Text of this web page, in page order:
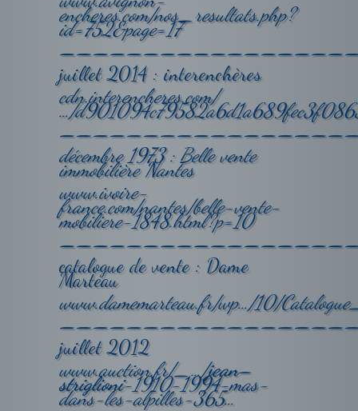
encheres.com/nos_resultats.php?
id=752&page=17
juillet 2014 : interenchères
cdn.interencheres.com/
…/
décembre 1973 : Belle vente
immobilière Nantes
www.ivoire-
france.com/nantes/belle-vente-
mobiliere-1848.html?p=10
catalogue de vente : Dame
Marteau
www.damemarteau.fr/wp…/10/
juillet 2012
www.auction.fr/_…/jean–
striglioni-1910-1994-mas-
dans-les-alpilles-365…